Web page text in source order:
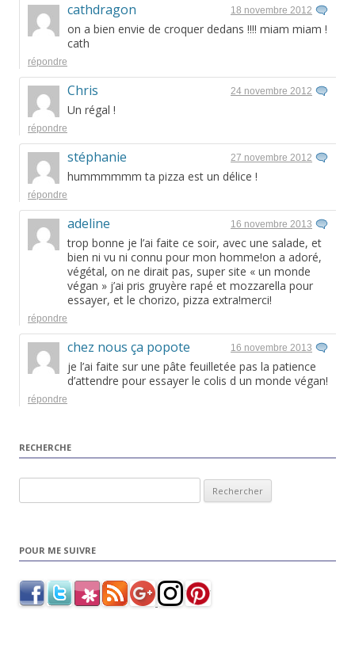
cathdragon 18 novembre 2012
on a bien envie de croquer dedans !!!! miam miam !
cath
répondre
Chris 24 novembre 2012
Un régal !
répondre
stéphanie 27 novembre 2012
hummmmmm ta pizza est un délice !
répondre
adeline 16 novembre 2013
trop bonne je l’ai faite ce soir, avec une salade, et
bien ni vu ni connu pour mon homme!on a adoré,
végétal, on ne dirait pas, super site « un monde
végan » j’ai pris gruyère rapé et mozzarella pour
essayer, et le chorizo, pizza extra!merci!
répondre
chez nous ça popote 16 novembre 2013
je l’ai faite sur une pâte feuilletée pas la patience
d’attendre pour essayer le colis d un monde végan!
répondre
RECHERCHE
POUR ME SUIVRE